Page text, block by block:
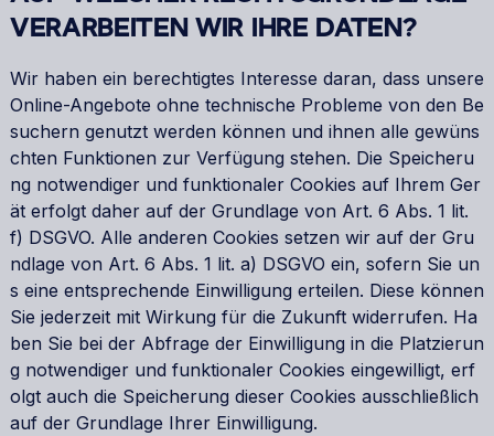
VERARBEITEN WIR IHRE DATEN?
Wir haben ein berechtigtes Interesse daran, dass unsere
Online-Angebote ohne technische Probleme von den Be
suchern genutzt werden können und ihnen alle gewüns
chten Funktionen zur Verfügung stehen. Die Speicheru
ng notwendiger und funktionaler Cookies auf Ihrem Ger
ät erfolgt daher auf der Grundlage von Art. 6 Abs. 1 lit.
f) DSGVO. Alle anderen Cookies setzen wir auf der Gru
ndlage von Art. 6 Abs. 1 lit. a) DSGVO ein, sofern Sie un
s eine entsprechende Einwilligung erteilen. Diese können
Sie jederzeit mit Wirkung für die Zukunft widerrufen. Ha
ben Sie bei der Abfrage der Einwilligung in die Platzierun
g notwendiger und funktionaler Cookies eingewilligt, erf
olgt auch die Speicherung dieser Cookies ausschließlich
auf der Grundlage Ihrer Einwilligung.